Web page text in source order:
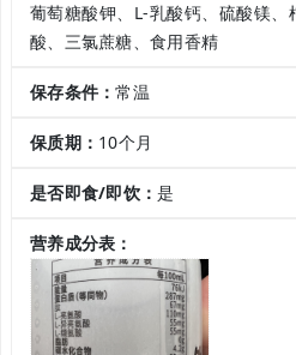
葡萄糖酸钾、L-乳酸钙、硫酸镁
酸、三氯蔗糖、食用香精
保存条件：常温
保质期： 10个月
是否即食/即饮：是
营养成分表：